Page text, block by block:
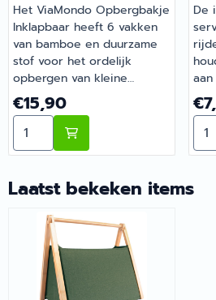
Het ViaMondo Opbergbakje
Inklapbaar heeft 6 vakken
van bamboe en duurzame
stof voor het ordelijk
opbergen van kleine
spullen. Compact, licht en
opvouwbaar — onmisbaar
voor een georganiseerde
voortent of caravan. |
Prijs: 15,90
€15,90
Aantal kiezen voor ViaMondo
De
zet
Laatst bekeken items